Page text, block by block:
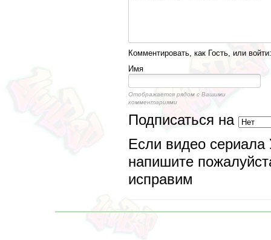
Комментировать, как Гость, или войти:
Имя
Отображается рядом с Вашими
комментариями
Подписаться на
Если видео сериала
напишите
исправим